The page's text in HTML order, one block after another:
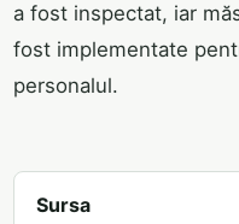
a fost inspectat, iar
fost implementate
personalul.
Sursa